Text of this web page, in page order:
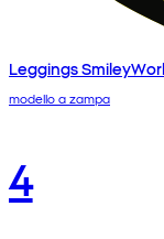
Leggings
modello a zampa
4